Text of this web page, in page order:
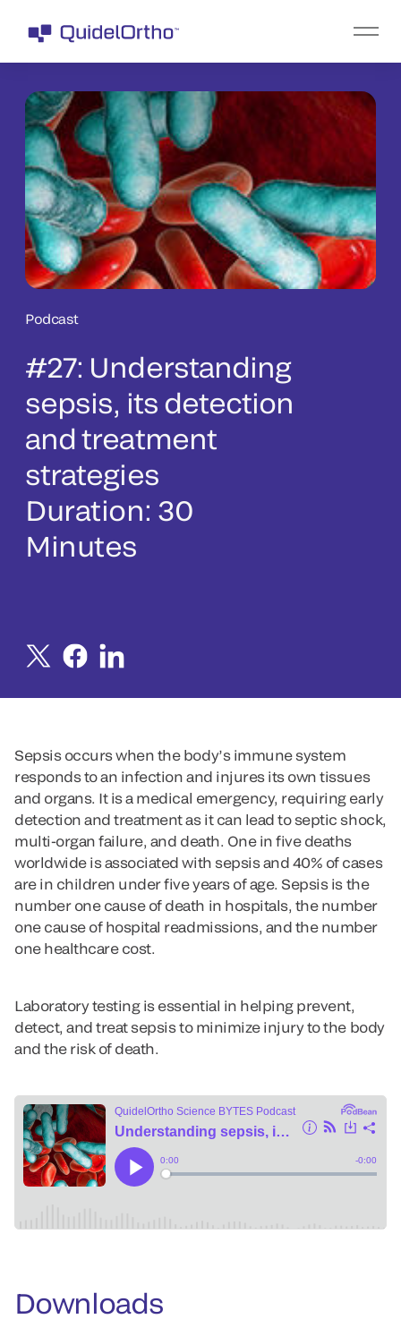
Podcast
#27: Understanding
sepsis, its detection
and treatment
strategies
Duration: 30
Minutes
Sepsis occurs when the body’s immune system
responds to an infection and injures its own tissues
and organs. It is a medical emergency, requiring early
detection and treatment as it can lead to septic shock,
multi-organ failure, and death. One in five deaths
worldwide is associated with sepsis and 40% of cases
are in children under five years of age. Sepsis is the
number one cause of death in hospitals, the number
one cause of hospital readmissions, and the number
one healthcare cost.
Laboratory testing is essential in helping prevent,
detect, and treat sepsis to minimize injury to the body
and the risk of death.
Downloads